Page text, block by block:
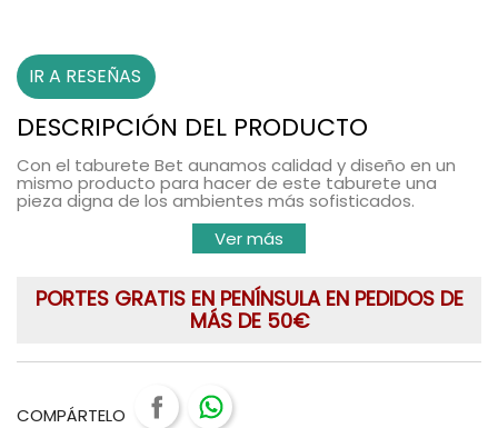
IR A RESEÑAS
DESCRIPCIÓN DEL PRODUCTO
Con el taburete Bet aunamos calidad ydiseño en un
mismo producto para hacer de este taburete una
pieza digna de los ambientes más sofisticados.
Ver más
PORTES GRATIS EN PENÍNSULA EN PEDIDOS DE
MÁS DE 50€
COMPÁRTELO